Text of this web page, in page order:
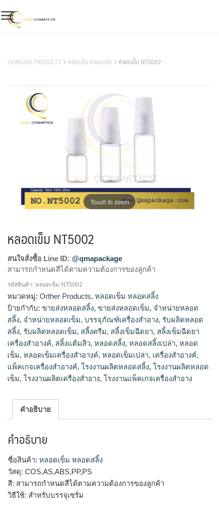
to
content
SKINCARE PRODUCTS หลอดเข็ม หลอดสลิ้ง หลอดเข็ม NT5002
Touch to zoom
หลอดเข็ม NT5002
สนใจสั่งซื้อ Line ID: @qmapackage
สามารถกำหนดสีได้ตามความต้องการของลูกค้า
โรงงานผลิตหลอดเข็ม,รับผลิตหลอดเข็ม,ขายส่งหลอด
เข็ม,จำหน่ายหลอดเข็ม,โรงงานผลิตหลอดสลิ้ง,จำหน่ายหลอด
สลิ้ง,ขายส่งหลอดสลิ้ง,รับผลิตหลอดสลิ้ง
รหัสสินค้า: หลอดเข็ม NT5002
หมวดหมู่: Orther Products, หลอดเข็ม หลอดสลิ้ง
ป้ายกำกับ: ขายส่งหลอดสลิ้ง, ขายส่งหลอดเข็ม, จำหน่ายหลอด
สลิ้ง, จำหน่ายหลอดเข็ม, บรรจุภัณฑ์เครื่องสำอาง, รับผลิตหลอด
สลิ้ง, รับผลิตหลอดเข็ม, สลิ้งครีม, สลิ้งเข็มฉีดยา, สลิ้งเข็มฉีดยา
เครื่องสำอางค์, สลิ้งแต้มสิว, หลอดสลิ้ง, หลอดสลิ้งเปล่า, หลอด
เข็ม, หลอดเข็มเครื่องสำอางค์, หลอดเข็มเปล่า, เครื่องสำอางค์,
แพ็คเกจเครื่องสำอางค์, โรงงานผลิตหลอดสลิ้ง, โรงงานผลิตหลอด
เข็ม, โรงงานผลิตเครื่องสำอาง, โรงงานแพ็คเกจเครื่องสำอาง
คำอธิบาย
คำอธิบาย
ชื่อสินค้า: หลอดเข็ม หลอดสลิ้ง
วัสดุ: COS,AS,ABS,PP,PS
สี: สามารถกำหนดสีได้ตามความต้องการของลูกค้า
วิธีใช้: สำหรับบรรจุเซรั่ม